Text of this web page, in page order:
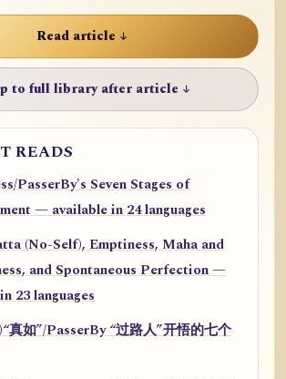
Read article ↓
to full library after article ↓
READS
PasserBy's Seven Stages of
— available in 24 languages
(No-Self), Emptiness, Maha and
and Spontaneous Perfection —
23 languages
真如”/PasserBy “过路人”开悟的七个